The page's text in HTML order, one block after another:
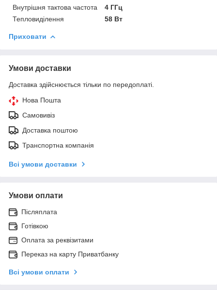
Внутрішня тактова частота
4 ГГц
Тепловиділення
58 Вт
Приховати
Умови доставки
Доставка здійснюється тільки по передоплаті.
Нова Пошта
Самовивіз
Доставка поштою
Транспортна компанія
Всі умови доставки
Умови оплати
Післяплата
Готівкою
Оплата за реквізитами
Переказ на карту Приватбанку
Всі умови оплати